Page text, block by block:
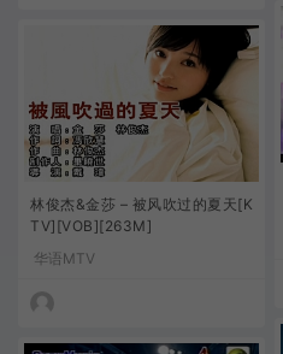
林俊杰&金莎 – 被风吹过的夏天[K
TV][VOB][263M]
华语MTV